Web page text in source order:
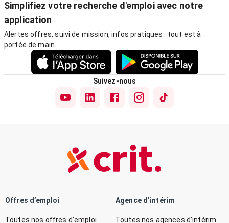
Simplifiez votre recherche d'emploi avec notre
application
Alertes offres, suivi de mission, infos pratiques : tout est à
portée de main.
Suivez-nous
Offres d’emploi
Toutes nos offres d’emploi
Agence d’intérim
Toutes nos agences d’intérim